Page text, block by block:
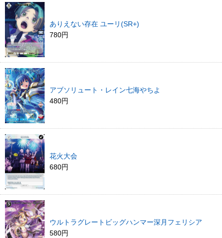
ありえない存在 ユーリ(SR+)
780円
アブソリュート・レイン七海やちよ
480円
花火大会
680円
ウルトラグレートビッグハンマー深月フェリシア
580円